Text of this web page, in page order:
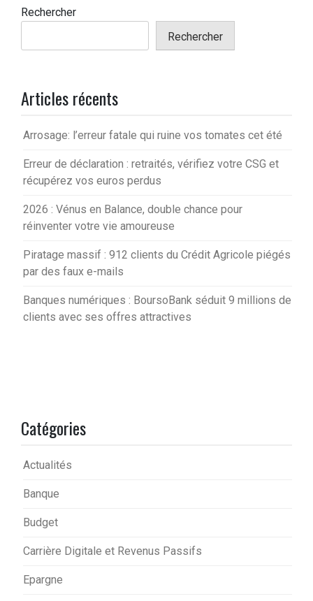
Rechercher
Rechercher
Articles récents
Arrosage: l’erreur fatale qui ruine vos tomates cet été
Erreur de déclaration : retraités, vérifiez votre CSG et
récupérez vos euros perdus
2026 : Vénus en Balance, double chance pour
réinventer votre vie amoureuse
Piratage massif : 912 clients du Crédit Agricole piégés
par des faux e-mails
Banques numériques : BoursoBank séduit 9 millions de
clients avec ses offres attractives
Catégories
Actualités
Banque
Budget
Carrière Digitale et Revenus Passifs
Epargne